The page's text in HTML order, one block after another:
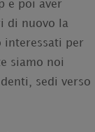
e poi aver
di nuovo la
interessati per
siamo noi
sedi verso